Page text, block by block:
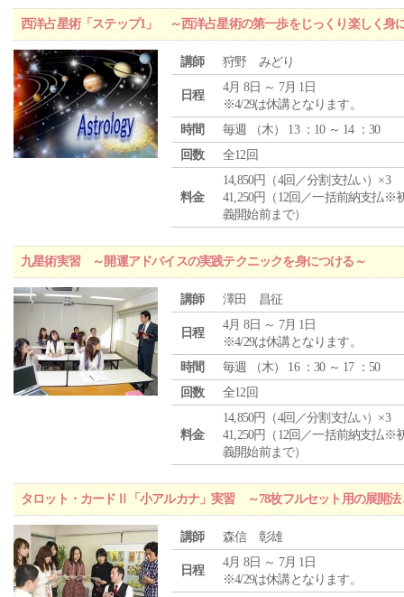
西洋占星術「ステップ1」 ～西洋占星術の第一歩をじっくり楽しく身
講師 狩野 みどり
日程
4月 8日 ～ 7月 1日
※4/29は休講となります。
時間
毎週 （木） 13 ：10 ～ 14 ：30
回数
全12回
料金
14,850円（4回／分割支払い）×3
41,250円（12回／一括前納支払※
義開始前まで）
九星術実習 ～開運アドバイスの実践テクニックを身につける～
講師 澤田 昌征
日程
4月 8日 ～ 7月 1日
※4/29は休講となります。
時間
毎週 （木） 16 ：30 ～ 17 ：50
回数
全12回
料金
14,850円（4回／分割支払い）×3
41,250円（12回／一括前納支払※
義開始前まで）
タロット・カードⅡ「小アルカナ」実習 ～78枚フルセット用の展開法
講師 森信 彰雄
日程
4月 8日 ～ 7月 1日
※4/29は休講となります。